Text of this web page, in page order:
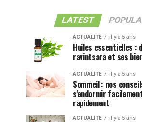
LATEST
ACTUALITE il y a 5 ans
Huiles essentielles :
ravintsara et ses
ACTUALITE il y a 5 ans
Sommeil : nos
s’endormir
rapidement
ACTUALITE il y a 5 ans